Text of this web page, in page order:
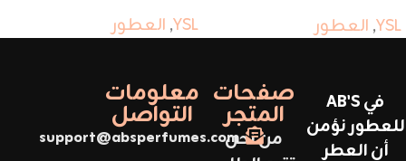
YSL
, العطور
YSL
, العطور
في AB'S
للعطور نؤمن
أن العطر
صفحات
المتجر
من نحن
معلومات
التواصل
support@absperfumes.com